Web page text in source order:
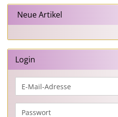
Neue Artikel
Login
E-
Mail-
Adresse
Passwort